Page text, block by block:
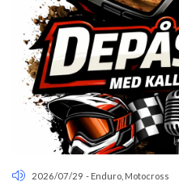
2026/07/29 - Enduro Motocross